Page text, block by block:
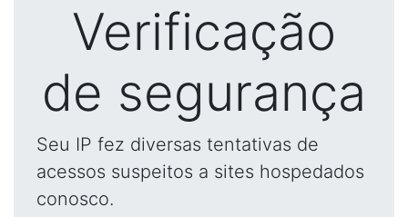
Verificação
de segurança
Seu IP fez diversas tentativas de
acessos suspeitos a sites hospedados
conosco.